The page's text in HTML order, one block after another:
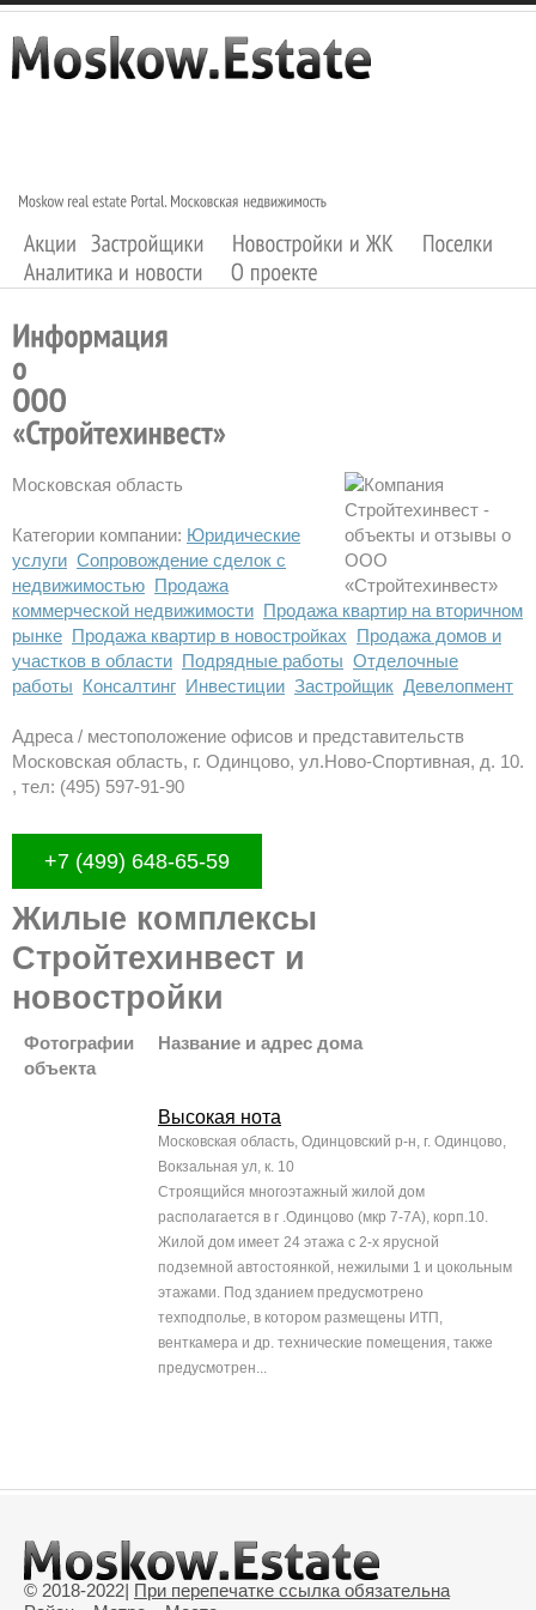
Московская область
Категории компании: Юридические
услуги Сопровождение сделок с
недвижимостью Продажа
коммерческой недвижимости Продажа квартир на вторичном
рынке Продажа квартир в новостройках Продажа домов и
участков в области Подрядные работы Отделочные
работы Консалтинг Инвестиции Застройщик Девелопмент
Адреса / местоположение офисов и представительств
Московская область, г. Одинцово, ул.Ново-Спортивная, д. 10.
, тел: (495) 597-91-90
+7 (499) 648-65-59
Жилые комплексы
Стройтехинвест и
новостройки
Фотографии
объекта
Название и адрес дома
Высокая нота
Московская область, Одинцовский р-н, г. Одинцово,
Вокзальная ул, к. 10
Строящийся многоэтажный жилой дом
располагается в г .Одинцово (мкр 7-7А), корп.10.
Жилой дом имеет 24 этажа с 2-х ярусной
подземной автостоянкой, нежилыми 1 и цокольным
этажами. Под зданием предусмотрено
техподполье, в котором размещены ИТП,
венткамера и др. технические помещения, также
предусмотрен...
© 2018-2022| При перепечатке ссылка обязательна